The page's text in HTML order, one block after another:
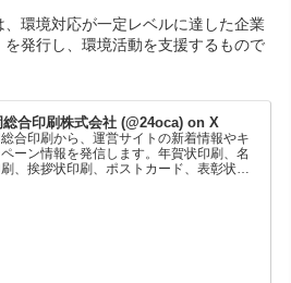
環境対応が一定レベルに達した企業
発行し、環境活動を支援するもので
総合印刷株式会社 (@24oca) on X
合印刷から、運営サイトの新着情報やキ
ペーン情報を発信します。年賀状印刷、名
、挨拶状印刷、ポストカード、表彰状印